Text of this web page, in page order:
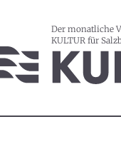
Der monatliche
KULTUR für